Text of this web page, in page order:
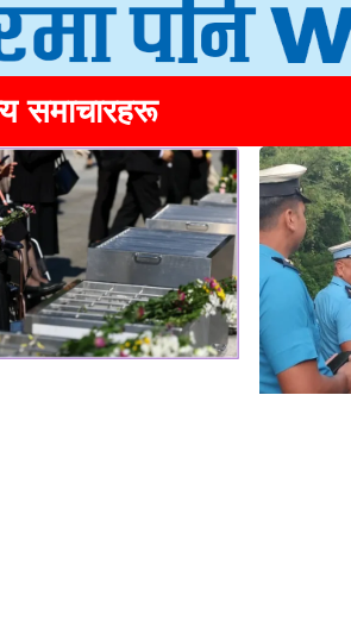
समाचारहरू